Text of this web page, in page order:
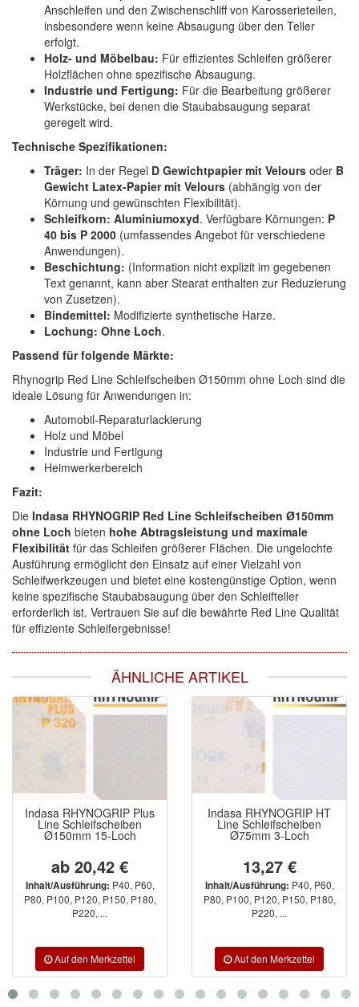
Anschleifen und den Zwischenschliff von Karosserieteilen,
insbesondere wenn keine Absaugung über den Teller
erfolgt.
Holz- und Möbelbau: Für effizientes Schleifen größerer
Holzflächen ohne spezifische Absaugung.
Industrie und Fertigung: Für die Bearbeitung größerer
Werkstücke, bei denen die Staubabsaugung separat
geregelt wird.
Technische Spezifikationen:
Träger: In der Regel D Gewichtpapier mit Velours oder B
Gewicht Latex-Papier mit Velours (abhängig von der
Körnung und gewünschten Flexibilität).
Schleifkorn: Aluminiumoxyd. Verfügbare Körnungen: P
40 bis P 2000 (umfassendes Angebot für verschiedene
Anwendungen).
Beschichtung: (Information nicht explizit im gegebenen
Text genannt, kann aber Stearat enthalten zur Reduzierung
von Zusetzen).
Bindemittel: Modifizierte synthetische Harze.
Lochung: Ohne Loch.
Passend für folgende Märkte:
Rhynogrip Red Line Schleifscheiben Ø150mm ohne Loch sind die
ideale Lösung für Anwendungen in:
Automobil-Reparaturlackierung
Holz und Möbel
Industrie und Fertigung
Heimwerkerbereich
Fazit:
Die Indasa RHYNOGRIP Red Line Schleifscheiben Ø150mm
ohne Loch bieten hohe Abtragsleistung und maximale
Flexibilität für das Schleifen größerer Flächen. Die ungelochte
Ausführung ermöglicht den Einsatz auf einer Vielzahl von
Schleifwerkzeugen und bietet eine kostengünstige Option, wenn
keine spezifische Staubabsaugung über den Schleifteller
erforderlich ist. Vertrauen Sie auf die bewährte Red Line Qualität
für effiziente Schleifergebnisse!
ÄHNLICHE ARTIKEL
Indasa RHYNOGRIP Plus
Line Schleifscheiben
Ø150mm 15-Loch
ab 20,42 €
Inhalt/Ausführung: P40, P60,
P80, P100, P120, P150, P180,
P220, ...
Indasa RHYNOGRIP HT
Line Schleifscheiben
Ø75mm 3-Loch
13,27 €
Inhalt/Ausführung: P40, P60,
P80, P100, P120, P150, P180,
P220, ...